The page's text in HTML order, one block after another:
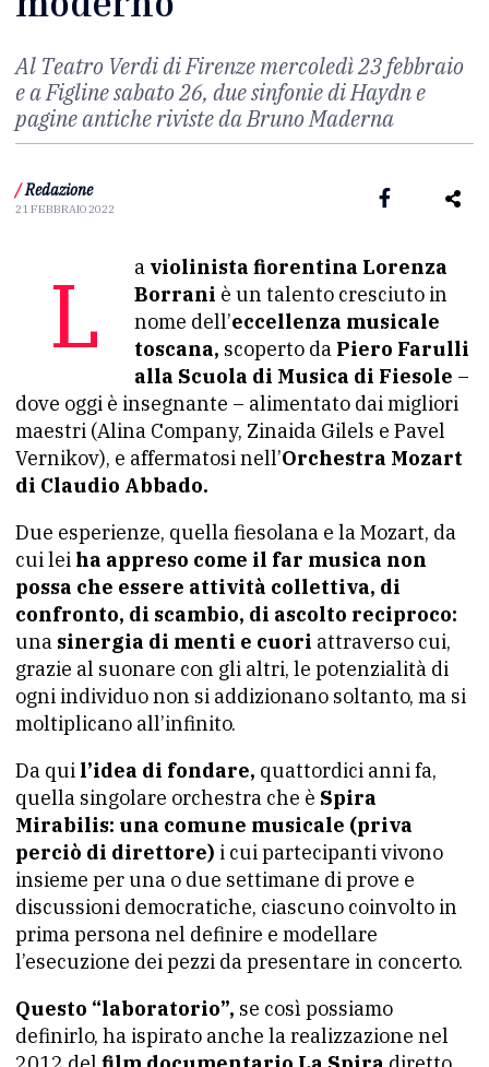
Al Teatro Verdi di Firenze mercoledì 23 febbraio
e a Figline sabato 26, due sinfonie di Haydn e
pagine antiche riviste da Bruno Maderna
/ Redazione
21 FEBBRAIO 2022
La violinista fiorentina Lorenza
Borrani è un talento cresciuto in
nome dell’eccellenza musicale
toscana, scoperto da Piero Farulli
alla Scuola di Musica di Fiesole –
dove oggi è insegnante – alimentato dai migliori
maestri (Alina Company, Zinaida Gilels e Pavel
Vernikov), e affermatosi nell’Orchestra Mozart
di Claudio Abbado.
Due esperienze, quella fiesolana e la Mozart, da
cui lei ha appreso come il far musica non
possa che essere attività collettiva, di
confronto, di scambio, di ascolto reciproco:
una sinergia di menti e cuori attraverso cui,
grazie al suonare con gli altri, le potenzialità di
ogni individuo non si addizionano soltanto, ma si
moltiplicano all’infinito.
Da qui l’idea di fondare, quattordici anni fa,
quella singolare orchestra che è Spira
Mirabilis: una comune musicale (priva
perciò di direttore) i cui partecipanti vivono
insieme per una o due settimane di prove e
discussioni democratiche, ciascuno coinvolto in
prima persona nel definire e modellare
l’esecuzione dei pezzi da presentare in concerto.
Questo “laboratorio”, se così possiamo
definirlo, ha ispirato anche la realizzazione nel